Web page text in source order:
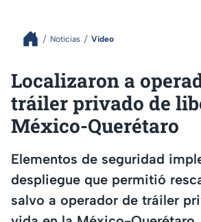
Noticias Video
Localizaron a
tráiler privado de
México-Querétaro
Elementos de seguridad
despliegue que permitió
salvo a operador de tráiler